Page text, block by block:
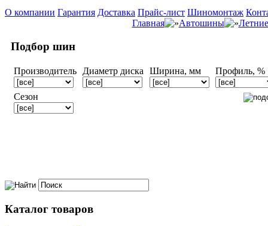
О компании Гарантия Доставка Прайс-лист Шиномонтаж
Главная
Автошины Летние
Подбор шин
Производитель Диаметр диска Ширина, мм Профиль, %
Сезон
Каталог товаров